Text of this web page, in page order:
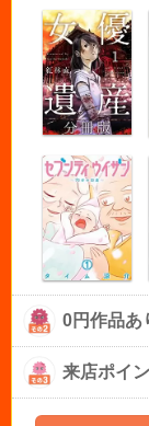
0円作品あ
来店ポイ